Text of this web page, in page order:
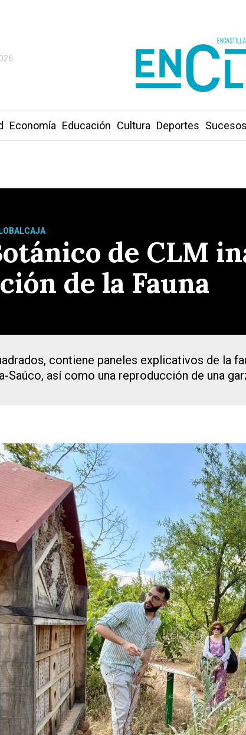
o ESC para cerrar
Economía Educación Cultura Deportes Sucesos
de CLM
de la Fauna
contiene paneles explicativos de la
Saúco, así como una reproducción de una